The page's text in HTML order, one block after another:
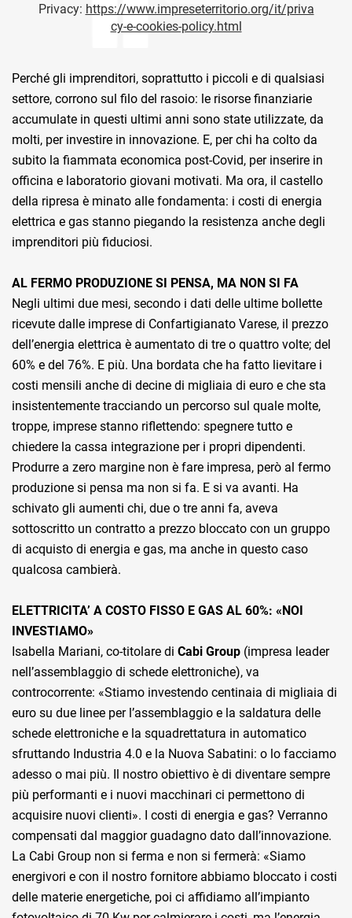
Perché gli imprenditori, soprattutto i piccoli e di qualsiasi
settore, corrono sul filo del rasoio: le risorse finanziarie
accumulate in questi ultimi anni sono state utilizzate, da
molti, per investire in innovazione. E, per chi ha colto da
subito la fiammata economica post-Covid, per inserire in
officina e laboratorio giovani motivati. Ma ora, il castello
della ripresa è minato alle fondamenta: i costi di energia
elettrica e gas stanno piegando la resistenza anche degli
imprenditori più fiduciosi.
AL FERMO PRODUZIONE SI PENSA, MA NON SI FA
Negli ultimi due mesi, secondo i dati delle ultime bollette
ricevute dalle imprese di Confartigianato Varese, il prezzo
dell’energia elettrica è aumentato di tre o quattro volte; del
60% e del 76%. E più. Una bordata che ha fatto lievitare i
costi mensili anche di decine di migliaia di euro e che sta
insistentemente tracciando un percorso sul quale molte,
troppe, imprese stanno riflettendo: spegnere tutto e
chiedere la cassa integrazione per i propri dipendenti.
Produrre a zero margine non è fare impresa, però al fermo
produzione si pensa ma non si fa. E si va avanti. Ha
schivato gli aumenti chi, due o tre anni fa, aveva
sottoscritto un contratto a prezzo bloccato con un gruppo
di acquisto di energia e gas, ma anche in questo caso
qualcosa cambierà.
ELETTRICITA’ A COSTO FISSO E GAS AL 60%: «NOI
INVESTIAMO»
Isabella Mariani, co-titolare di Cabi Group (impresa leader
nell’assemblaggio di schede elettroniche), va
controcorrente: «Stiamo investendo centinaia di migliaia di
euro su due linee per l’assemblaggio e la saldatura delle
schede elettroniche e la squadrettatura in automatico
sfruttando Industria 4.0 e la Nuova Sabatini: o lo facciamo
adesso o mai più. Il nostro obiettivo è di diventare sempre
più performanti e i nuovi macchinari ci permettono di
acquisire nuovi clienti». I costi di energia e gas? Verranno
compensati dal maggior guadagno dato dall’innovazione.
La Cabi Group non si ferma e non si fermerà: «Siamo
energivori e con il nostro fornitore abbiamo bloccato i costi
delle materie energetiche, poi ci affidiamo all’impianto